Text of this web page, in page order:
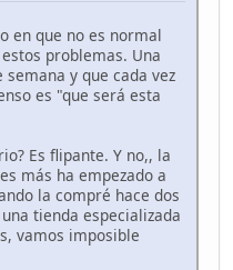
en que no es normal
problemas. Una
y que cada vez
es "que será esta
Es flipante. Y no,, la
más ha empezado a
la compré hace dos
tienda especializada
vamos imposible